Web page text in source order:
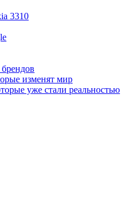
3310
изменят мир
уже стали реальностью